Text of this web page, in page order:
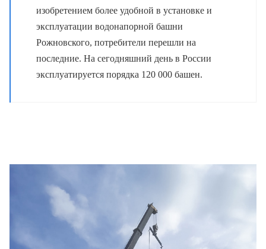
изобретением более удобной в установке и
эксплуатации водонапорной башни
Рожновского, потребители перешли на
последние. На сегодняшний день в России
эксплуатируется порядка 120 000 башен.